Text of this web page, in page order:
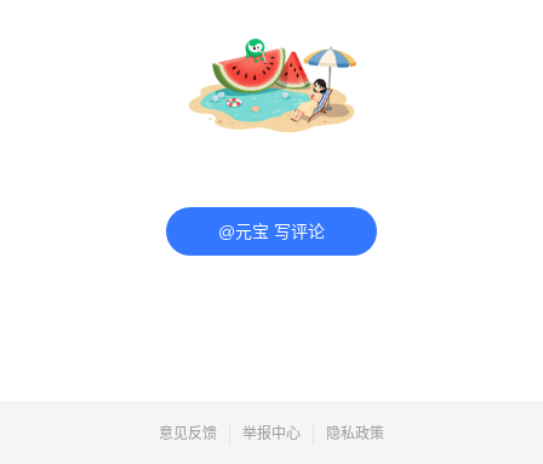
@元宝 写评论
意见反馈 举报中心 隐私政策